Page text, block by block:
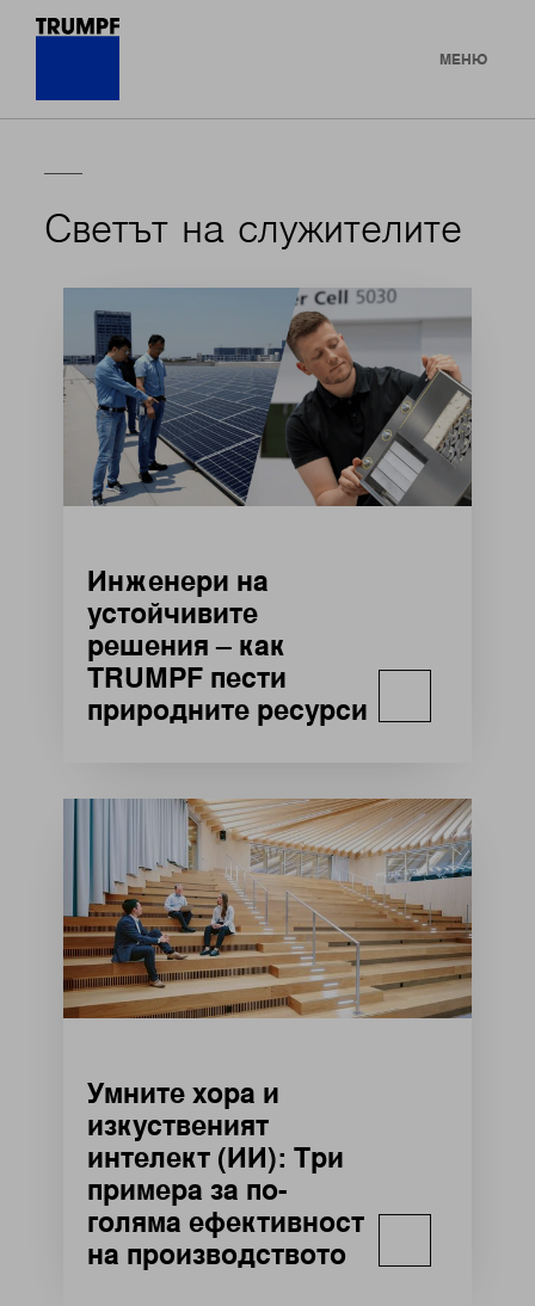
МЕНЮ
Светът на служителите
Инженери на
устойчивите
решения – как
TRUMPF пести
природните ресурси
Умните хора и
изкуственият
интелект (ИИ): Три
примера за по-
голяма ефективност
на производството